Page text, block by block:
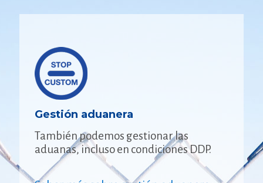
Gestión aduanera
También podemos gestionar las
aduanas, incluso en condiciones DDP.